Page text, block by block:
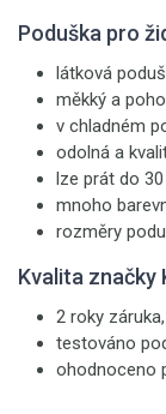
Poduška pro
látková
měkký a
v chladném
odolná a
lze prát do 30
mnoho
rozměry
Kvalita značky
2 roky
testováno
ohodnoceno